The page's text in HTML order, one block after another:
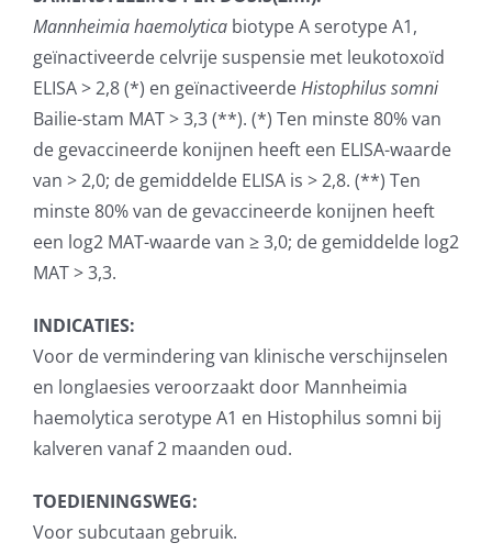
Mannheimia haemolytica biotype A serotype A1,
geïnactiveerde celvrije suspensie met leukotoxoïd
ELISA > 2,8 (*) en geïnactiveerdeHistophilus somni
Bailie-stam MAT > 3,3 (**). (*) Ten minste 80% van
de gevaccineerde konijnen heeft een ELISA-waarde
van > 2,0; de gemiddelde ELISA is > 2,8. (**) Ten
minste 80% van de gevaccineerde konijnen heeft
een log2 MAT-waarde van ≥ 3,0; de gemiddelde log2
MAT > 3,3.
INDICATIES:
Voor de vermindering van klinische verschijnselen
en longlaesies veroorzaakt door Mannheimia
haemolytica serotype A1 en Histophilus somni bij
kalveren vanaf 2 maanden oud.
TOEDIENINGSWEG:
Voor subcutaan gebruik.